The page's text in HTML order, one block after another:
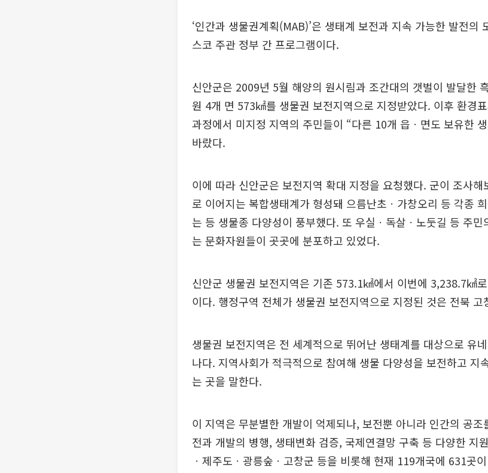
‘인간과 생물권계획(MAB)’은 생태계 보전과 지속 가능한 발전의
스코 주관 정부 간 프로그램이다.
신안군은 2009년 5월 해양의 원시림과 조간대의 갯벌이 발달한
원 4개 면 573㎢를 생물권 보전지역으로 지정받았다. 이후 환경
과정에서 미지정 지역의 주민들이 “다른 10개 읍ㆍ면도 보유한
바랐다.
이에 따라 신안군은 보전지역 확대 지정을 요청했다. 군이 조사
로 이어지는 복합생태계가 형성돼 으름난초ㆍ가창오리 등 각종
는 등 생물종 다양성이 풍부했다. 또 우실ㆍ독살ㆍ노둣길 등 주민
는 문화자원들이 곳곳에 분포하고 있었다.
신안군 생물권 보전지역은 기존 573.1㎢에서 이번에 3,238.7㎢
이다. 행정구역 전체가 생물권 보전지역으로 지정된 것은 전북
생물권 보전지역은 전 세계적으로 뛰어난 생태계를 대상으로 유
나다. 지역사회가 적극적으로 참여해 생물 다양성을 보전하고 지
는 곳을 말한다.
이 지역은 무분별한 개발이 억제되나, 보전뿐 아니라 인간의 공
전과 개발의 병행, 생태변화 검증, 국제연결망 구축 등 다양한 지
ㆍ제주도ㆍ광릉숲ㆍ고창군 등을 비롯해 현재 119개국에 631곳